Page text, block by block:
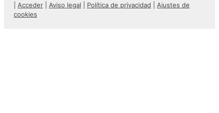
Acceder Aviso legal Política de privacidad
Ajustes de
cookies